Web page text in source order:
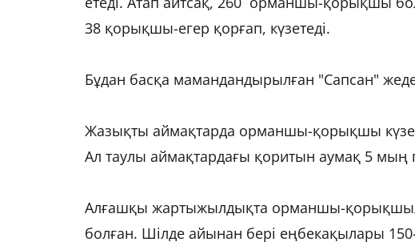
38 қорықшы-егер қорғап, күзетеді.
Бұдан басқа мамандандырылған "Сапсан"
Жазықты аймақтарда орманшы-қорықшы
Ал таулы аймақтардағы қоритын аумақ 5 мың
Алғашқы жартыжылдықта орманшы-
болған. Шілде айынан бері еңбекақылары